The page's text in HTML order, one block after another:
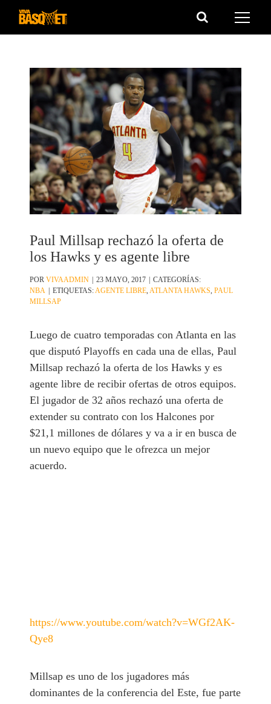
Saltar
Paul Millsap rechazó la oferta de
los Hawks y es agente libre
PORVIVAADMIN 23 MAYO, 2017
CATEGORÍAS:
NBA
ETIQUETAS:AGENTE LIBRE,ATLANTA HAWKS,PAUL
MILLSAP
Luego de cuatro temporadas con Atlanta en las
que disputó Playoffs en cada una de ellas, Paul
Millsap rechazó la oferta de los Hawks y es
agente libre de recibir ofertas de otros equipos.
El jugador de 32 años rechazó una oferta de
extender su contrato con los Halcones por
$21,1 millones de dólares y va a ir en busca de
un nuevo equipo que le ofrezca un mejor
acuerdo.
https://www.youtube.com/watch?v=WGf2AK-
Qye8
Millsap es uno de los jugadores más
dominantes de la conferencia del Este, fue parte